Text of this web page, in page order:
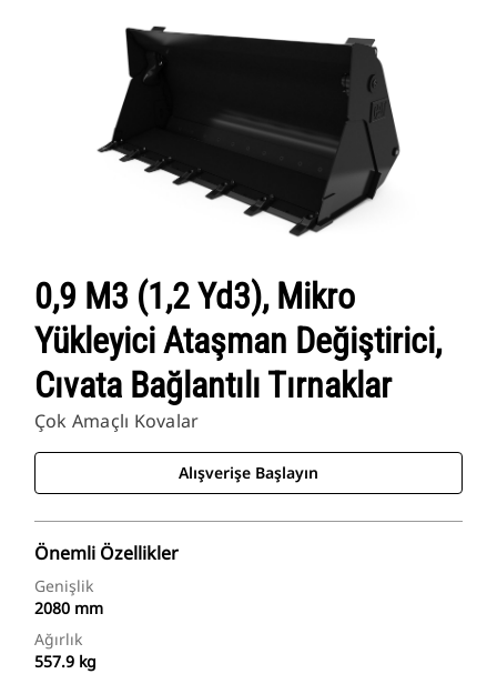
0,9 M3 (1,2 Yd3), Mikro
Yükleyici Ataşman Değiştirici,
Cıvata Bağlantılı Tırnaklar
Çok Amaçlı Kovalar
Alışverişe Başlayın
Önemli Özellikler
Genişlik
2080 mm
Ağırlık
557.9 kg